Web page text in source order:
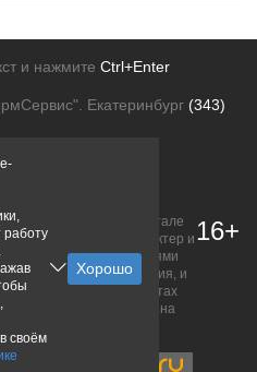
и нажмите Ctrl+Enter
Екатеринбург (343)
размещенная на портале
ознакомительный характер и
положениями
и полного описания, и
уточняйте на сайтах
Исключительное право на
16+
работу
своём